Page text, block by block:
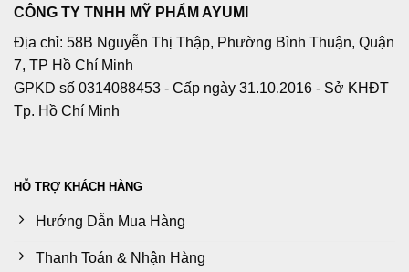
CÔNG TY TNHH MỸ PHẨM AYUMI
Địa chỉ: 58B Nguyễn Thị Thập, Phường Bình Thuận, Quận
7, TP Hồ Chí Minh
GPKD số 0314088453 - Cấp ngày 31.10.2016 - Sở KHĐT
Tp. Hồ Chí Minh
HỖ TRỢ KHÁCH HÀNG
Hướng Dẫn Mua Hàng
Thanh Toán & Nhận Hàng